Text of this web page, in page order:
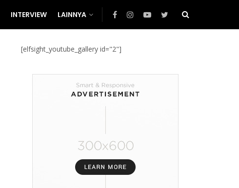
INTERVIEW LAINNYA
[elfsight_youtube_gallery id="2"]